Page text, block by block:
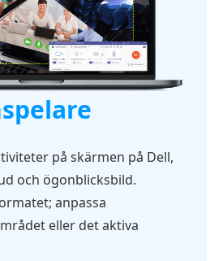
på skärmen på Dell,
och ögonblicksbild.
anpassa
eller det aktiva